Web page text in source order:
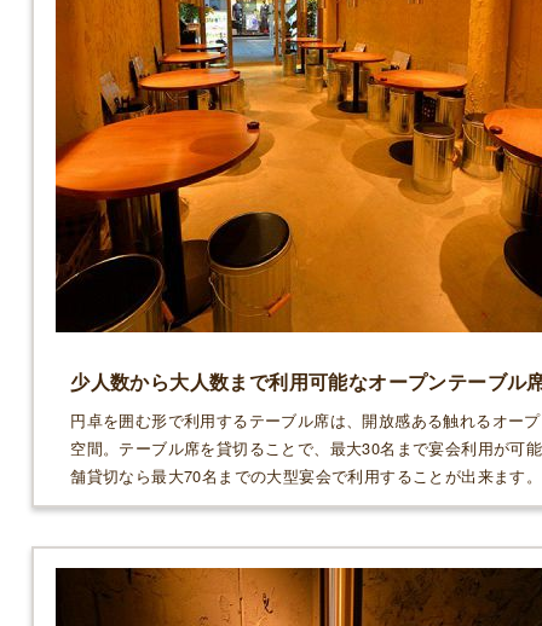
少人数から大人数まで利用可能なオープンテーブル
円卓を囲む形で利用するテーブル席は、開放感ある触れるオー
空間。テーブル席を貸切ることで、最大30名まで宴会利用が可
舗貸切なら最大70名までの大型宴会で利用することが出来ます。